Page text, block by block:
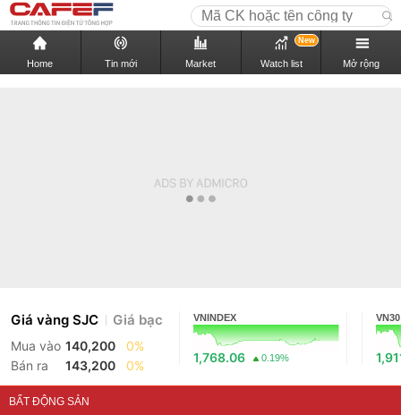
Home Tin mới Market Watch list
New
Mở rộng
Giá vàng SJC Giá bạc
Mua vào 140,200
0%
Bán ra
143,200 0%
VNINDEX
1,768.06 0.19%
VN30
BẤT ĐỘNG SẢN